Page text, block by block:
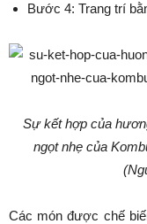
Bước 4: Trang trí
Sự kết hợp của
ngọt nhẹ của
Các món được chế